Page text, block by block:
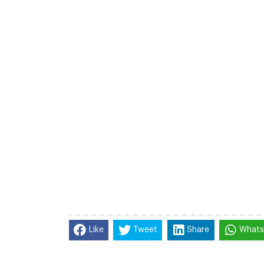
Like Tweet Share